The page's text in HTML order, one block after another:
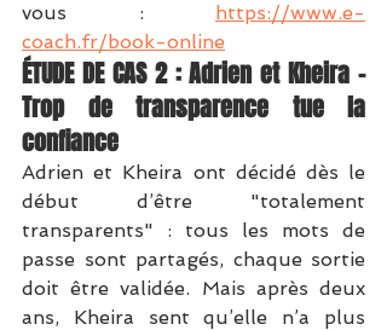
vous : https://www.e-
coach.fr/book-online
ÉTUDE DE CAS 2 : Adrien et Kheira –
Trop de transparence tue la
confiance
Adrien et Kheira ont décidé dès le
début d’être "totalement
transparents" : tous les mots de
passe sont partagés, chaque sortie
doit être validée. Mais après deux
ans, Kheira sent qu’elle n’a plus